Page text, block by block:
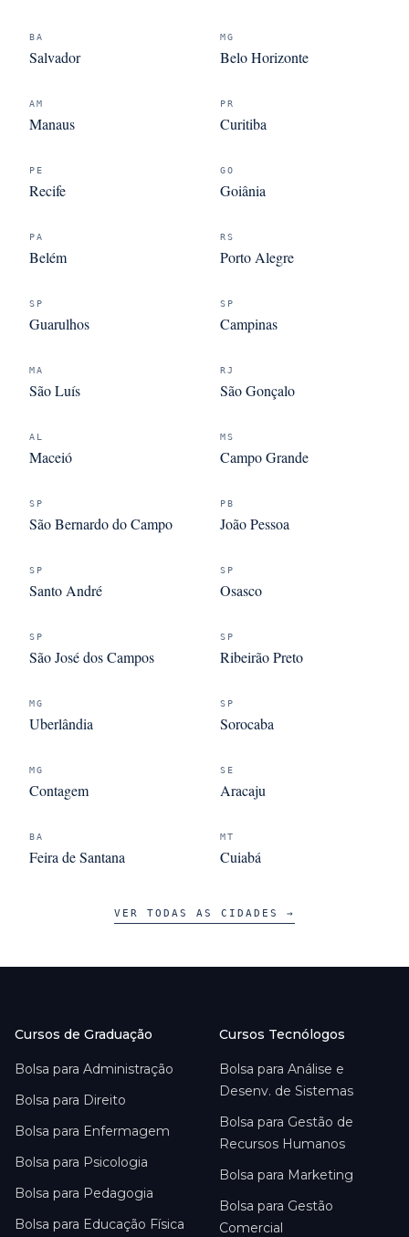
BA
Salvador
MG
Belo Horizonte
AM
Manaus
PR
Curitiba
PE
Recife
GO
Goiânia
PA
Belém
RS
Porto Alegre
SP
Guarulhos
SP
Campinas
MA
São Luís
RJ
São Gonçalo
AL
Maceió
MS
Campo Grande
SP
São Bernardo do Campo
PB
João Pessoa
SP
Santo André
SP
Osasco
SP
São José dos Campos
SP
Ribeirão Preto
MG
Uberlândia
SP
Sorocaba
MG
Contagem
SE
Aracaju
BA
Feira de Santana
MT
Cuiabá
VER TODAS AS CIDADES →
Cursos de Graduação
Bolsa para Administração
Bolsa para Direito
Bolsa para Enfermagem
Bolsa para Psicologia
Bolsa para Pedagogia
Bolsa para Educação Física
Cursos Tecnólogos
Bolsa para Análise e
Desenv. de Sistemas
Bolsa para Gestão de
Recursos Humanos
Bolsa para Marketing
Bolsa para Gestão
Comercial